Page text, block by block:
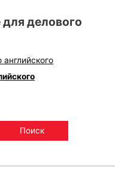
делового